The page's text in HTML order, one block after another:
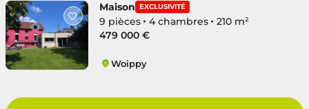
Maison EXCLUSIVITÉ
9 pièces 4 chambres
210 m²
479 000 €
Woippy